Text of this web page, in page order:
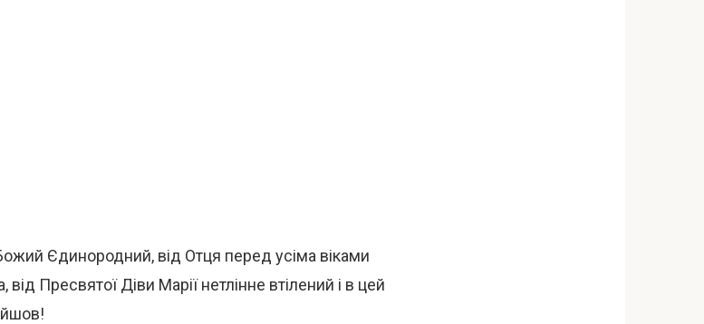
Єдинородний, від Отця перед усіма віками
Пресвятої Діви Марії нетлінне втілений і в цей